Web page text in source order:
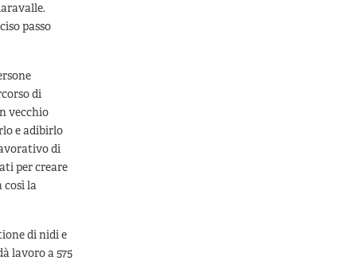
passo
di
vecchio
e adibirlo
di
per creare
così la
di nidi e
lavoro a 575